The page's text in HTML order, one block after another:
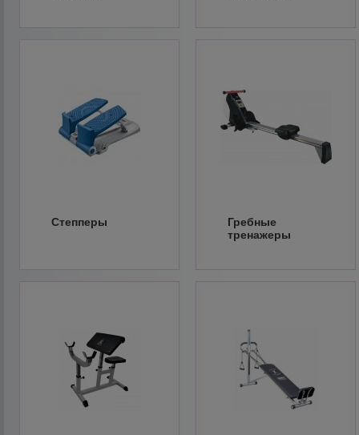
Степперы
Гребные
тренажеры